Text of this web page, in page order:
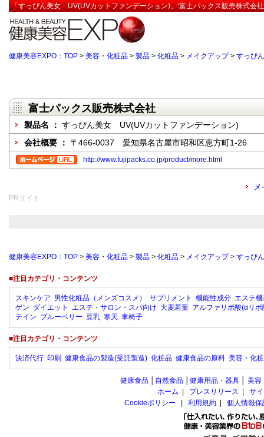
「すっぴん美女 UV(UVカットファンデーション)」:富士パックス販売株式会
健康美容EXPO：TOP > 美容・化粧品 > 製品 > 化粧品 > メイクアップ> すっぴ
富士パックス販売株式会社
製品名 ： すっぴん美女 UV(UVカットファンデーション)
会社概要 ： 〒466-0037 愛知県名古屋市昭和区恵方町1‐26
http://www.fujipacks.co.jp/product/more.html
PRサイト
健康美容EXPO：TOP > 美容・化粧品 > 製品 > 化粧品 > メイクアップ> すっぴ
■注目カテゴリ・コンテンツ
スキンケア 男性化粧品（メンズコスメ） サプリメント 機能性成分 エステ
ゲン ダイエット エステ・サロン・スパ向け 大麦若葉 アルファリポ酸(αリポ
テイン ブルーベリー 豆乳 寒天 車椅子
■注目カテゴリ・コンテンツ
決済代行 印刷 健康食品の製造(受託製造) 化粧品 健康食品の原料 美容・化
健康食品 自然食品 健康用品・器具 美容
ホーム
プレスリリース
サ
Cookieポリシー
利用規約 個人情報